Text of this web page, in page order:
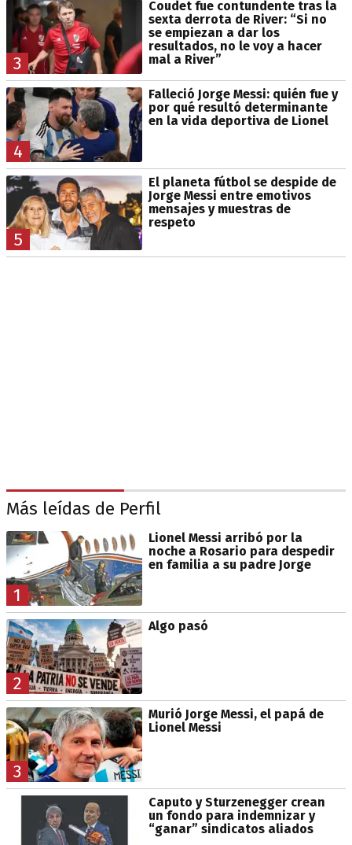
3
Coudet fue contundente tras la
sexta derrota de River: “Si no
se empiezan a dar los
resultados, no le voy a hacer
mal a River”
4
Falleció Jorge Messi: quién fue y
por qué resultó determinante
en la vida deportiva de Lionel
5
El planeta fútbol se despide de
Jorge Messi entre emotivos
mensajes y muestras de
respeto
Más leídas de Perfil
1
Lionel Messi arribó por la
noche a Rosario para despedir
en familia a su padre Jorge
2
Algo pasó
3
Murió Jorge Messi, el papá de
Lionel Messi
Caputo y Sturzenegger crean
un fondo para indemnizar y
“ganar” sindicatos aliados